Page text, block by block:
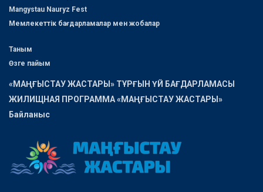
Mangystau Nauryz Fest
Мемлекеттік бағдарламалар мен жобалар
Таным
Өзге пайым
«МАҢҒЫСТАУ ЖАСТАРЫ» ТҰРҒЫН ҮЙ БАҒДАРЛАМАСЫ
ЖИЛИЩНАЯ ПРОГРАММА «МАҢҒЫСТАУ ЖАСТАРЫ»
Байланыс